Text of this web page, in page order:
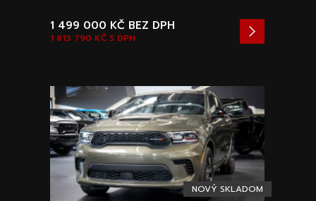
1 813 790 KČ S DPH
1 499 000 KČ BEZ DPH
NOVÝ SKLADOM